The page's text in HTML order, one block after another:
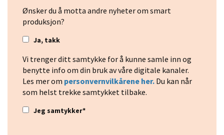
Ønsker du å motta andre nyheter om smart
produksjon?
Ja, takk
Vi trenger ditt samtykke for å kunne samle inn og
benytte info om din bruk av våre digitale kanaler.
Les mer om personvernvilkårene her. Du kan når
som helst trekke samtykket tilbake.
Jeg samtykker*